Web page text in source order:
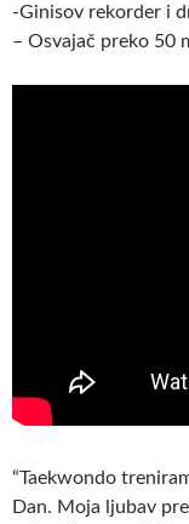
-Ginisov rekorder i
– Osvajač preko 50
“Taekwondo
Dan. Moja ljubav